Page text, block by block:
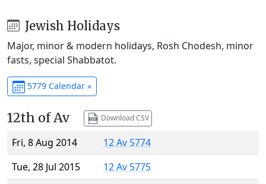
Jewish Holidays
Major, minor & modern holidays, Rosh Chodesh, minor
fasts, special Shabbatot.
5779 Calendar »
12th of Av Download CSV
Fri, 8 Aug 2014
12 Av 5774
Tue, 28 Jul 2015
12 Av 5775